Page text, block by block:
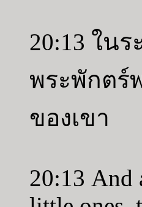
20:13 ใน
พระพักตร์
ของเขา
20:13 And